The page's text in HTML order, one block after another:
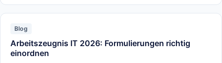
Blog
Arbeitszeugnis IT 2026: Formulierungen richtig
einordnen